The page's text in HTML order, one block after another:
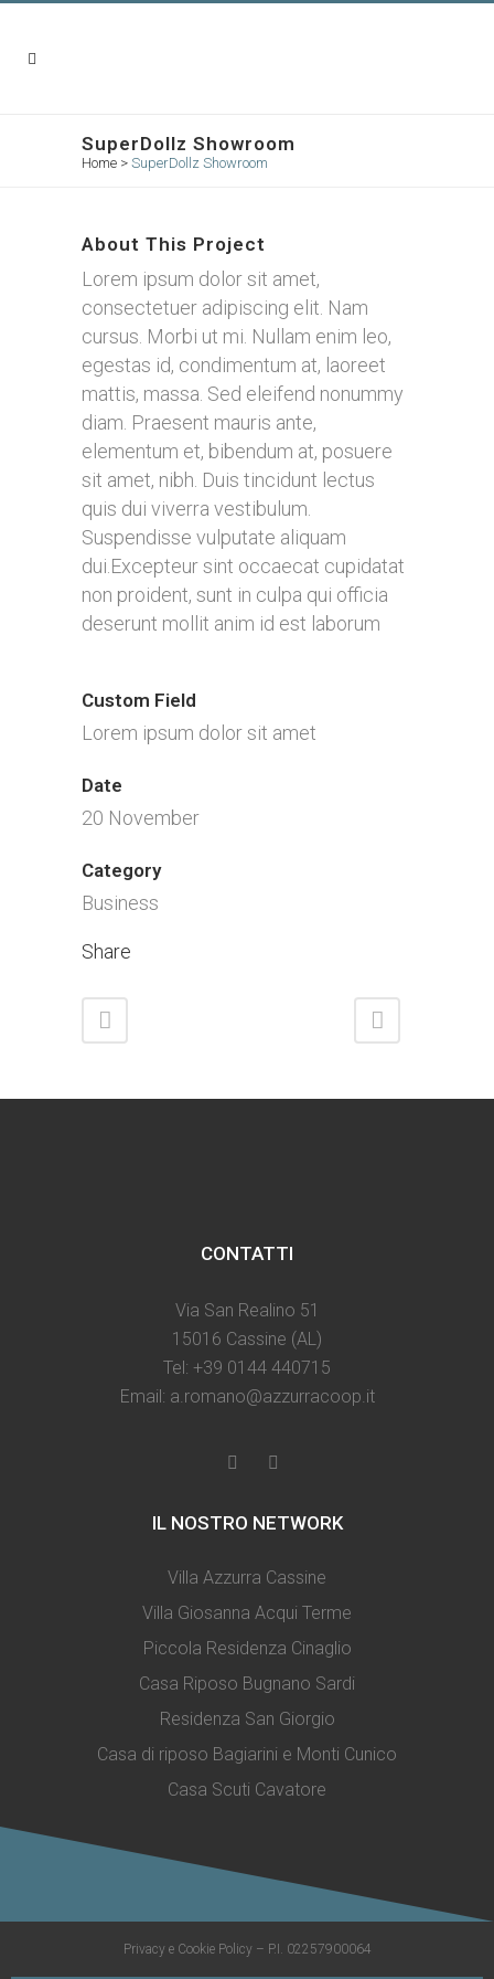
SuperDollz Showroom
Home > SuperDollz Showroom
About This Project
Lorem ipsum dolor sit amet,
consectetuer adipiscing elit. Nam
cursus. Morbi ut mi. Nullam enim leo,
egestas id, condimentum at, laoreet
mattis, massa. Sed eleifend nonummy
diam. Praesent mauris ante,
elementum et, bibendum at, posuere
sit amet, nibh. Duis tincidunt lectus
quis dui viverra vestibulum.
Suspendisse vulputate aliquam
dui.Excepteur sint occaecat cupidatat
non proident, sunt in culpa qui officia
deserunt mollit anim id est laborum
Custom Field
Lorem ipsum dolor sit amet
Date
20 November
Category
Business
Share
CONTATTI
Via San Realino 51
15016 Cassine (AL)
Tel: +39 0144 440715
Email: a.romano@azzurracoop.it
IL NOSTRO NETWORK
Villa Azzurra Cassine
Villa Giosanna Acqui Terme
Piccola Residenza Cinaglio
Casa Riposo Bugnano Sardi
Residenza San Giorgio
Casa di riposo Bagiarini e Monti Cunico
Casa Scuti Cavatore
Privacy e Cookie Policy– P.I. 02257900064